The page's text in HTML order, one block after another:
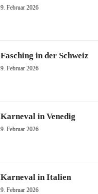
9. Februar 2026
Fasching in der Schweiz
9. Februar 2026
Karneval in Venedig
9. Februar 2026
Karneval in Italien
9. Februar 2026